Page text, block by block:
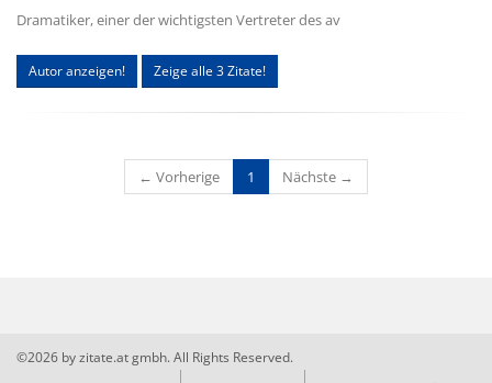
Dramatiker, einer der wichtigsten Vertreter des av
Autor anzeigen! Zeige alle 3 Zitate!
← Vorherige 1 (current)
Nächste →
©2026 by zitate.at gmbh. All Rights Reserved.